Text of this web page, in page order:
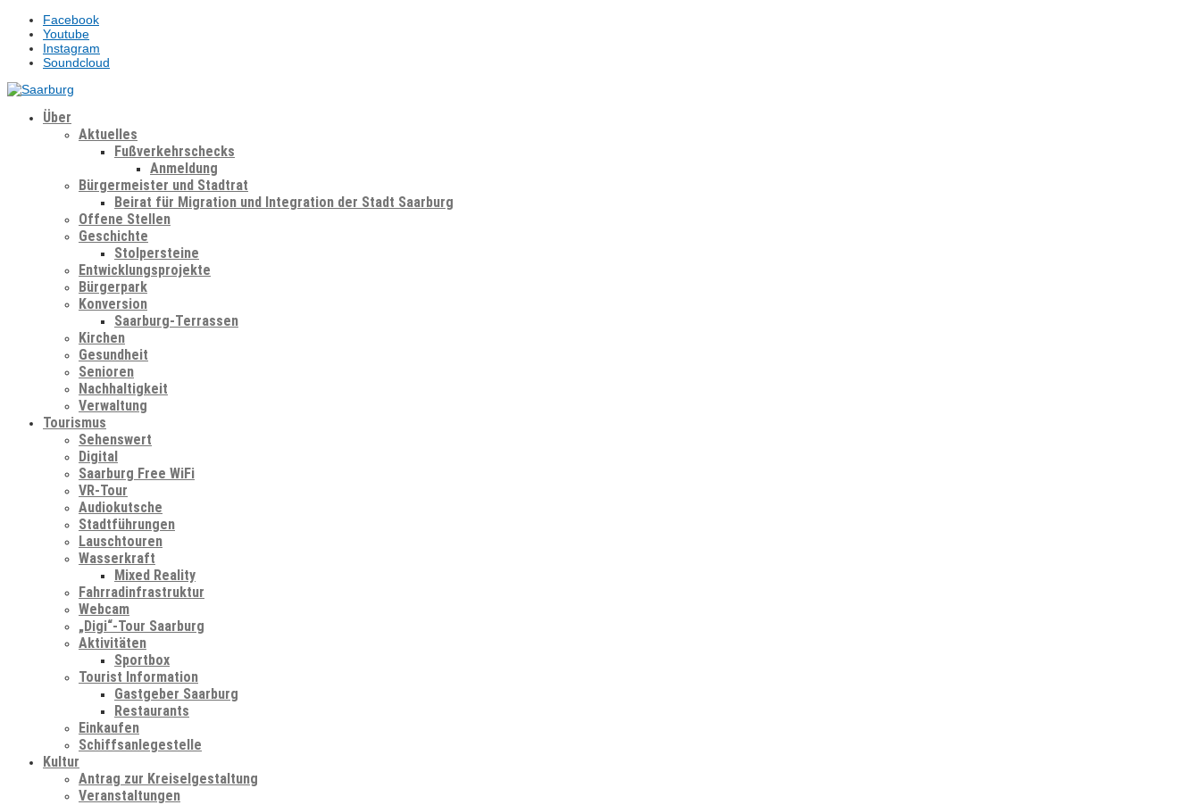
Facebook
Youtube
Instagram
Soundcloud
Über
Aktuelles
Fußverkehrschecks
Anmeldung
Bürgermeister und Stadtrat
Beirat für Migration und Integration der Stadt Saarburg
Offene Stellen
Geschichte
Stolpersteine
Entwicklungsprojekte
Bürgerpark
Konversion
Saarburg-Terrassen
Kirchen
Gesundheit
Senioren
Nachhaltigkeit
Verwaltung
Tourismus
Sehenswert
Digital
Saarburg Free WiFi
VR-Tour
Audiokutsche
Stadtführungen
Lauschtouren
Wasserkraft
Mixed Reality
Fahrradinfrastruktur
Webcam
„Digi“-Tour Saarburg
Aktivitäten
Sportbox
Tourist Information
Gastgeber Saarburg
Restaurants
Einkaufen
Schiffsanlegestelle
Kultur
Antrag zur Kreiselgestaltung
Veranstaltungen